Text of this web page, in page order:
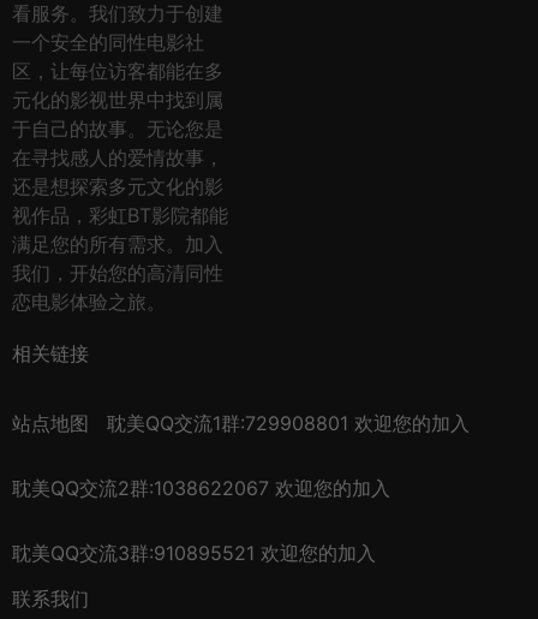
看服务。我们致力于创建
一个安全的同性电影社
区，让每位访客都能在多
元化的影视世界中找到属
于自己的故事。无论您是
在寻找感人的爱情故事，
还是想探索多元文化的影
视作品，彩虹BT影院都能
满足您的所有需求。加入
我们，开始您的高清同性
恋电影体验之旅。
相关链接
站点地图 耽美QQ交流1群:729908801 欢迎您的加入
耽美QQ交流2群:1038622067 欢迎您的加入
耽美QQ交流3群:910895521 欢迎您的加入
联系我们